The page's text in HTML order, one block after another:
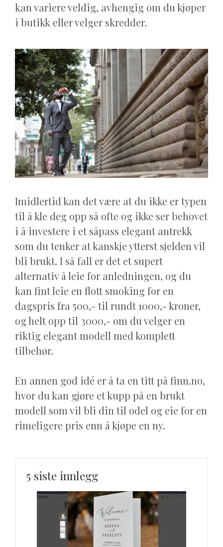
kan variere veldig, avhengig om du kjøper
i butikk eller velger skredder.
Imidlertid kan det være at du ikke er typen
til å kle deg opp så ofte og ikke ser behovet
i å investere i et såpass elegant antrekk
som du tenker at kanskje ytterst sjelden vil
bli brukt. I så fall er det et supert
alternativ å leie for anledningen, og du
kan fint leie en flott smoking for en
dagspris fra 500,- til rundt 1000,- kroner,
og helt opp til 3000,- om du velger en
riktig elegant modell med komplett
tilbehør.
En annen god idé er å ta en titt på finn.no,
hvor du kan gjøre et kupp på en brukt
modell som vil bli din til odel og eie for en
rimeligere pris enn å kjøpe en ny.
5 siste innlegg